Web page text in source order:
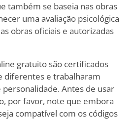
também se baseia nas obras
uma avaliação psicológica
obras oficiais e autorizadas
gratuito são certificados
diferentes e trabalharam
Antes de usar
por favor, note que embora
compatível com os códigos